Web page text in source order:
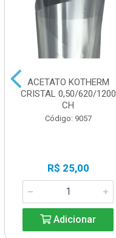
ACETATO KOTHERM
CRISTAL 0,50/620/1200
CH
Código: 9057
R$ 25,00
Adicionar